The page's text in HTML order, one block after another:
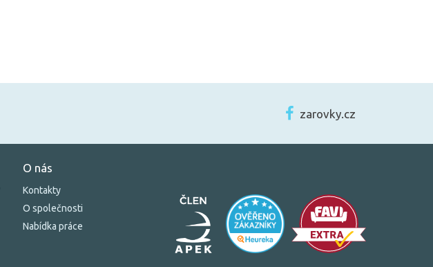
zarovky.cz
O nás
Kontakty
O společnosti
Nabídka práce